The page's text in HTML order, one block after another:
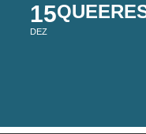
15
DEZ